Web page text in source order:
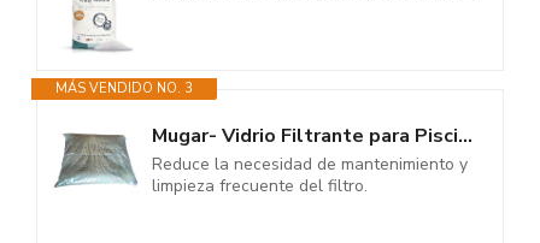
MÁS VENDIDO NO. 3
Mugar- Vidrio Filtrante para Piscinas en Formato 20kg- Sacos de 20kg de...
Reduce la necesidad de mantenimiento y
limpieza frecuente del filtro.